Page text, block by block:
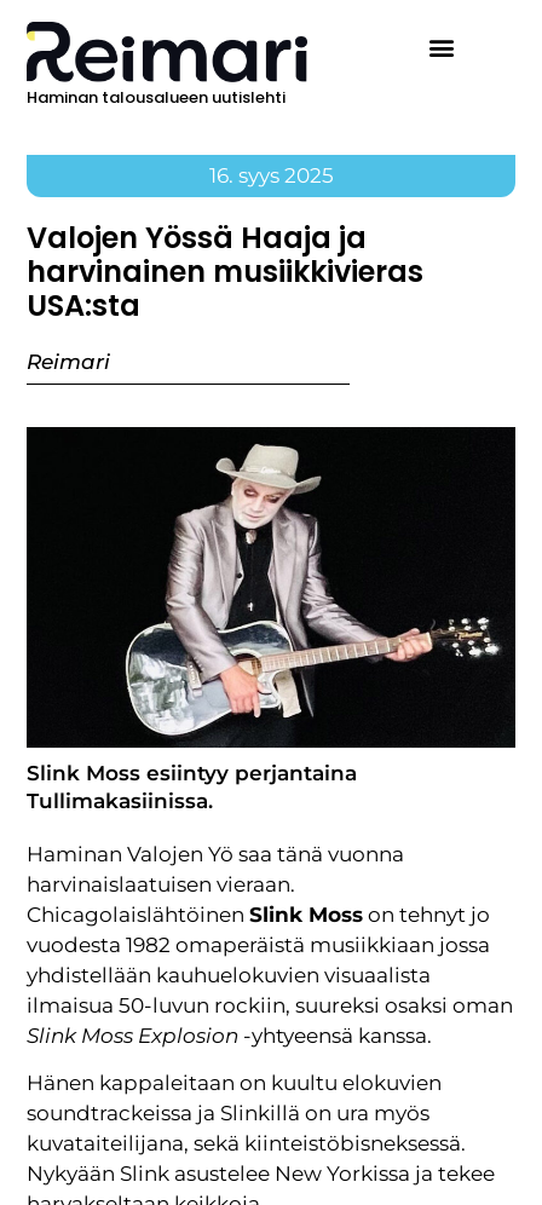
Haminan talousalueen uutislehti
16. syys 2025
Valojen Yössä Haaja ja
harvinainen musiikkivieras
USA:sta
Reimari
Slink Moss esiintyy perjantaina
Tullimakasiinissa.
Haminan Valojen Yö saa tänä vuonna
harvinaislaatuisen vieraan.
ChicagolaislähtöinenSlink Moss on tehnyt jo
vuodesta 1982 omaperäistä musiikkiaan jossa
yhdistellään kauhuelokuvien visuaalista
ilmaisua 50-luvun rockiin, suureksi osaksi oman
Slink Moss Explosion -yhtyeensä kanssa.
Hänen kappaleitaan on kuultu elokuvien
soundtrackeissa ja Slinkillä on ura myös
kuvataiteilijana, sekä kiinteistöbisneksessä.
Nykyään Slink asustelee New Yorkissa ja tekee